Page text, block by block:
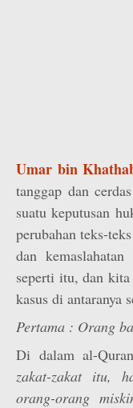
Umar bin
tanggap dan
suatu keputusan
perubahan teks-
dan
seperti itu, dan kita
kasus di antaranya
Pertama : Orang
Di dalam al-
zakat-zakat itu,
orang-orang